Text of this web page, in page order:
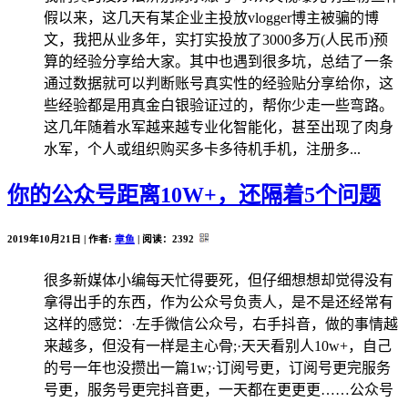
假以来，这几天有某企业主投放vlogger博主被骗的博
文，我把从业多年，实打实投放了3000多万(人民币)预
算的经验分享给大家。其中也遇到很多坑，总结了一条
通过数据就可以判断账号真实性的经验贴分享给你，这
些经验都是用真金白银验证过的，帮你少走一些弯路。
这几年随着水军越来越专业化智能化，甚至出现了肉身
水军，个人或组织购买多卡多待机手机，注册多...
你的公众号距离10W+，还隔着5个问题
2019年10月21日 | 作者: 章鱼 | 阅读： 2392
很多新媒体小编每天忙得要死，但仔细想想却觉得没有
拿得出手的东西，作为公众号负责人，是不是还经常有
这样的感觉：·左手微信公众号，右手抖音，做的事情越
来越多，但没有一样是主心骨;·天天看别人10w+，自己
的号一年也没攒出一篇1w;·订阅号更，订阅号更完服务
号更，服务号更完抖音更，一天都在更更更……公众号